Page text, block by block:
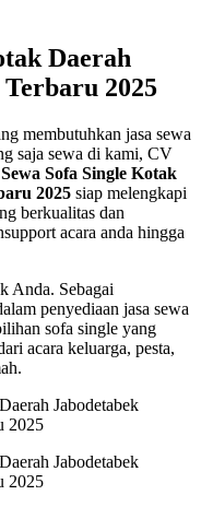
Daerah
2025
membutuhkan jasa sewa
saja sewa di kami, CV
Sofa Single Kotak
2025 siap melengkapi
berkualitas dan
acara anda hingga
Anda. Sebagai
penyediaan jasa sewa
sofa single yang
acara keluarga, pesta,